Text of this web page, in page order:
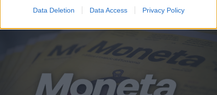
Data Deletion Data Access Privacy Policy